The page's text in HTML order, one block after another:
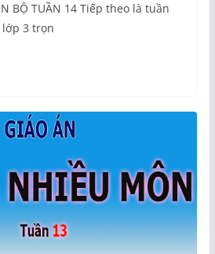
BỘ TUẦN 14 Tiếp theo là tuần
lớp 3 trọn